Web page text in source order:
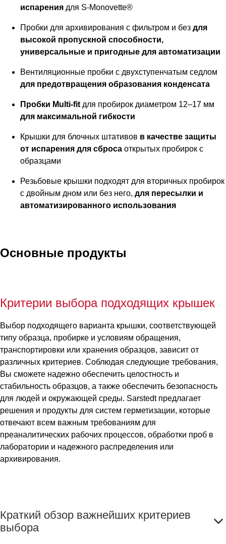
испарения для S-Monovette®
Пробки для архивирования с фильтром и без для
высокой пропускной способности,
универсальные и пригодные для автоматизации
Вентиляционные пробки с двухступенчатым седлом
для предотвращения образования конденсата
Пробки Multi-fit для пробирок диаметром 12–17 мм
для максимальной гибкости
Крышки для блочных штативов в качестве защиты
от испарения для сброса открытых пробирок с
образцами
Резьбовые крышки подходят для вторичных пробирок
с двойным дном или без него, для пересылки и
автоматизированного использования
Основные продукты
Критерии выбора подходящих крышек
Выбор подходящего варианта крышки, соответствующей
типу образца, пробирке и условиям обращения,
транспортировки или хранения образцов, зависит от
различных критериев. Соблюдая следующие требования,
Вы сможете надежно обеспечить целостность и
стабильность образцов, а также обеспечить безопасность
для людей и окружающей среды. Sarstedt предлагает
решения и продукты для систем герметизации, которые
отвечают всем важным требованиям для
преаналитических рабочих процессов, обработки проб в
лаборатории и надежного распределения или
архивирования.
Краткий обзор важнейших критериев
выбора